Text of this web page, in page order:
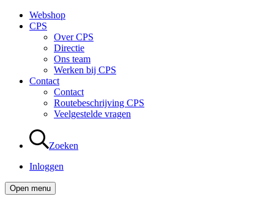
Webshop
CPS
Over CPS
Directie
Ons team
Werken bij CPS
Contact
Contact
Routebeschrijving CPS
Veelgestelde vragen
Zoeken
Inloggen
Open menu